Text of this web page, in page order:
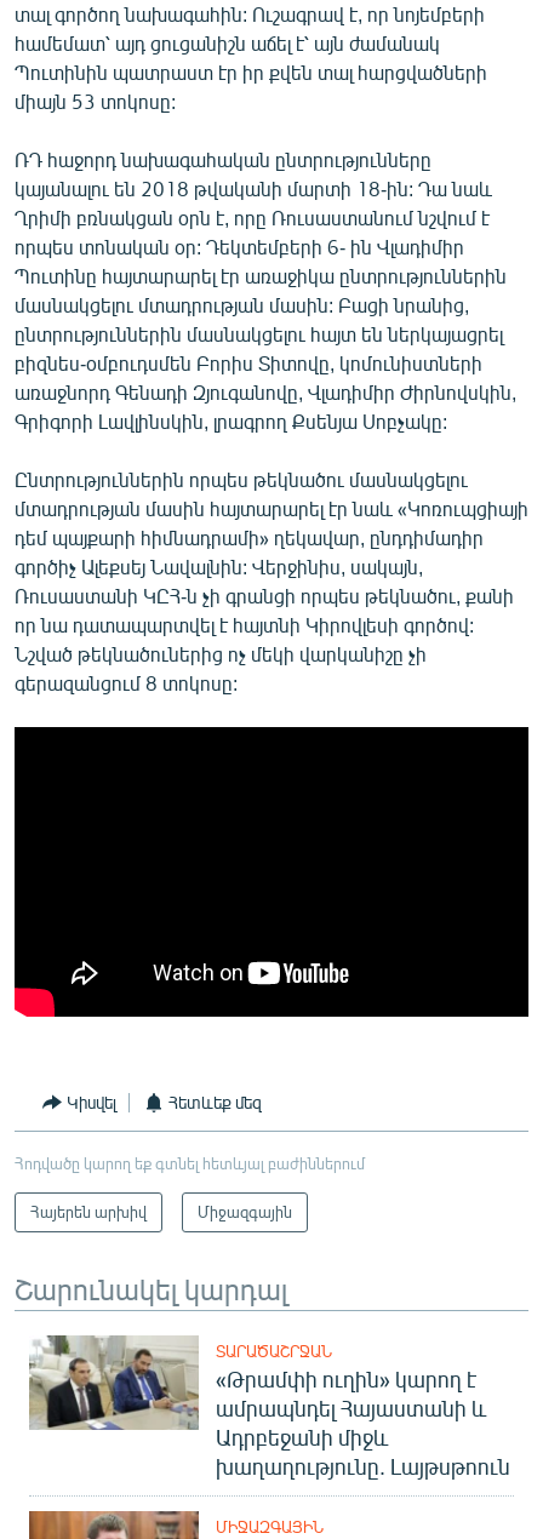
տալ գործող նախագահին: Ուշագրավ է, որ նոյեմբերի
համեմատ՝ այդ ցուցանիշն աճել է՝ այն ժամանակ
Պուտինին պատրաստ էր իր քվեն տալ հարցվածների
միայն 53 տոկոսը:
ՌԴ հաջորդ նախագահական ընտրությունները
կայանալու են 2018 թվականի մարտի 18-ին: Դա նաև
Ղրիմի բռնակցան օրն է, որը Ռուսաստանում նշվում է
որպես տոնական օր: Դեկտեմբերի 6- ին Վլադիմիր
Պուտինը հայտարարել էր առաջիկա ընտրություններին
մասնակցելու մտադրության մասին: Բացի նրանից,
ընտրություններին մասնակցելու հայտ են ներկայացրել
բիզնես-օմբուդսմեն Բորիս Տիտովը, կոմունիստների
առաջնորդ Գենադի Զյուգանովը, Վլադիմիր Ժիրնովսկին,
Գրիգորի Լավլինսկին, լրագրող Քսենյա Սոբչակը:
Ընտրություններին որպես թեկնածու մասնակցելու
մտադրության մասին հայտարարել էր նաև «Կոռուպցիայի
դեմ պայքարի հիմնադրամի» ղեկավար, ընդդիմադիր
գործիչ Ալեքսեյ Նավալնին: Վերջինիս, սակայն,
Ռուսաստանի ԿԸՀ-ն չի գրանցի որպես թեկնածու, քանի
որ նա դատապարտվել է հայտնի Կիրովլեսի գործով:
Նշված թեկնածուներից ոչ մեկի վարկանիշը չի
գերազանցում 8 տոկոսը:
Կիսվել Հետևեք մեզ
Հոդվածը կարող եք գտնել հետևյալ բաժիններում
Հայերեն արխիվ Միջազգային
Շարունակել կարդալ
ՏԱՐԱԾԱՇՐՋԱՆ
«Թրամփի ուղին» կարող է
ամրապնդել Հայաստանի և
Ադրբեջանի միջև
խաղաղությունը. Լայթսթոուն
ՄԻՋԱԶԳԱՅԻՆ